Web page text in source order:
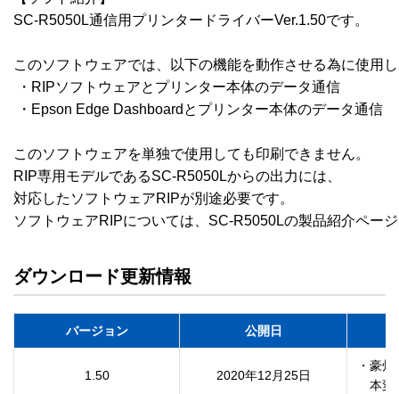
SC-R5050L通信用プリンタードライバーVer.1.50です。
このソフトウェアでは、以下の機能を動作させる為に使用
・RIPソフトウェアとプリンター本体のデータ通信
・Epson Edge Dashboardとプリンター本体のデータ通信
このソフトウェアを単独で使用しても印刷できません。
RIP専用モデルであるSC-R5050Lからの出力には、
対応したソフトウェアRIPが別途必要です。
ソフトウェアRIPについては、SC-R5050Lの製品紹介ペー
ダウンロード更新情報
バージョン 公開日
1.50 2020年12月25日
・豪
本変